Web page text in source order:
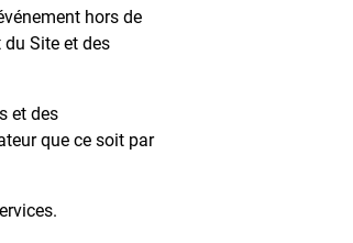
hors de
Site et des
et des
que ce soit par